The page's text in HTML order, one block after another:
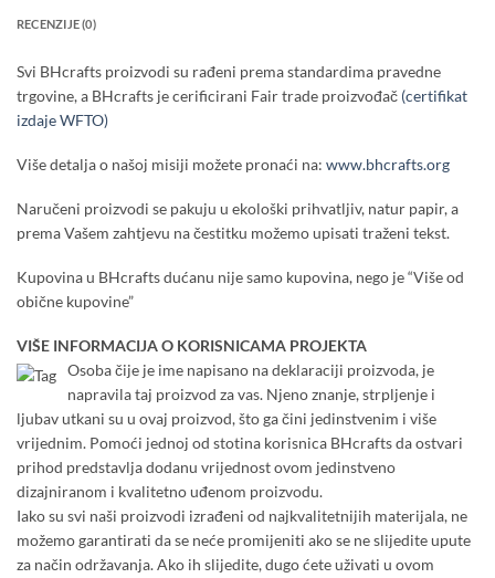
RECENZIJE (0)
Svi BHcrafts proizvodi su rađeni prema standardima pravedne
trgovine, a BHcrafts je cerificirani Fair trade proizvođač (certifikat
izdaje WFTO)
Više detalja o našoj misiji možete pronaći na: www.bhcrafts.org
Naručeni proizvodi se pakuju u ekološki prihvatljiv, natur papir, a
prema Vašem zahtjevu na čestitku možemo upisati traženi tekst.
Kupovina u BHcrafts dućanu nije samo kupovina, nego je “Više od
obične kupovine”
VIŠE INFORMACIJA O KORISNICAMA PROJEKTA
Osoba čije je ime napisano na deklaraciji proizvoda, je
napravila taj proizvod za vas. Njeno znanje, strpljenje i
ljubav utkani su u ovaj proizvod, što ga čini jedinstvenim i više
vrijednim. Pomoći jednoj od stotina korisnica BHcrafts da ostvari
prihod predstavlja dodanu vrijednost ovom jedinstveno
dizajniranom i kvalitetno uđenom proizvodu.
Iako su svi naši proizvodi izrađeni od najkvalitetnijih materijala, ne
možemo garantirati da se neće promijeniti ako se ne slijedite upute
za način održavanja. Ako ih slijedite, dugo ćete uživati u ovom